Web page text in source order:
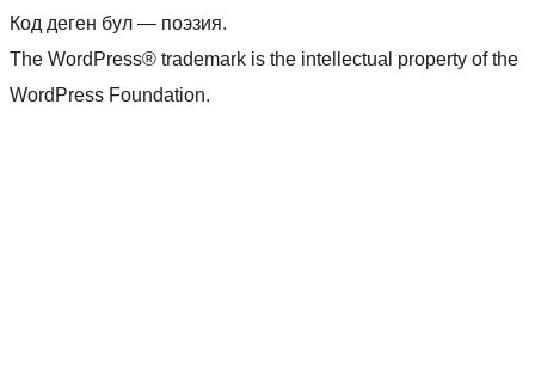
Код деген бул — поэзия.
The WordPress® trademark is the intellectual property of the
WordPress Foundation.